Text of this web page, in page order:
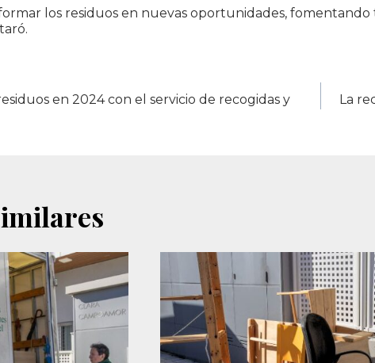
los residuos en nuevas oportunidades, fomentando
en 2024 con el servicio de recogidas y
La